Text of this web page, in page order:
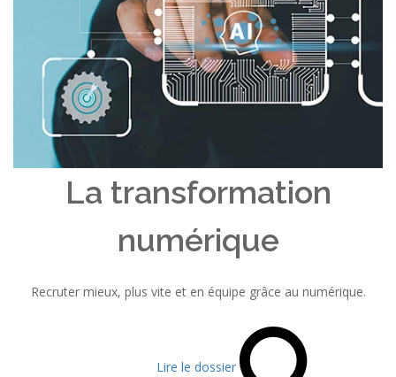
La transformation
numérique
Recruter mieux, plus vite et en équipe grâce au numérique.
Lire le dossier